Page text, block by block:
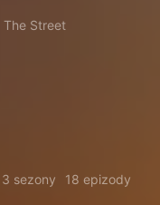
The Street
3 sezony 18 epizody